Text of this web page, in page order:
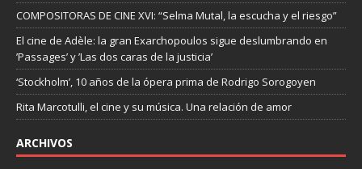
COMPOSITORAS DE CINE XVI: “Selma Mutal, la escucha y el riesgo”
El cine de Adèle: la gran Exarchopoulos sigue deslumbrando en
’Passages’ y ’Las dos caras de la justicia’
‘Stockholm’, 10 años de la ópera prima de Rodrigo Sorogoyen
Rita Marcotulli, el cine y su música. Una relación de amor
ARCHIVOS